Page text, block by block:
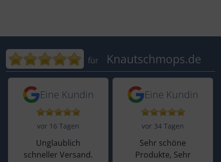
Bewertungen für Knautschmops.de:
für Knautschmops.de
5 von 5 Sternen von einer Kundin vor
Eine Kundin
vor 16 Tagen
Unglaublich
schneller Versand.
5 von 5 Sternen
Eine Kundin
vor 34 Tagen
Sehr schöne
Produkte, Sehr